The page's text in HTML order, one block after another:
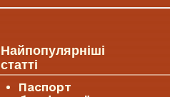
Найпопулярніші
статті
Паспорт